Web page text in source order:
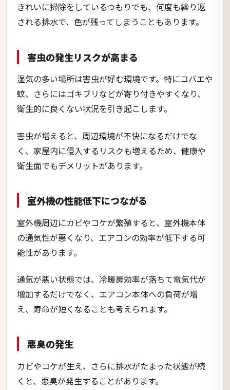
きれいに掃除をしているつもりでも、何度も繰り返
される排水で、色が残ってしまうこともあります。
害虫の発生リスクが高まる
湿気の多い場所は害虫が好む環境です。特にコバエや
蚊、さらにはゴキブリなどが寄り付きやすくなり、
衛生的に良くない状況を引き起こします。
害虫が増えると、周辺環境が不快になるだけでな
く、家屋内に侵入するリスクも増えるため、健康や
衛生面でもデメリットがあります。
室外機の性能低下につながる
室外機周辺にカビやコケが繁殖すると、室外機本体
の通気性が悪くなり、エアコンの効率が低下する可
能性があります。
通気が悪い状態では、冷暖房効率が落ちて電気代が
増加するだけでなく、エアコン本体への負荷が増
え、寿命が短くなることも考えられます。
悪臭の発生
カビやコケが生え、さらに排水がたまった状態が続
くと、悪臭が発生することがあります。